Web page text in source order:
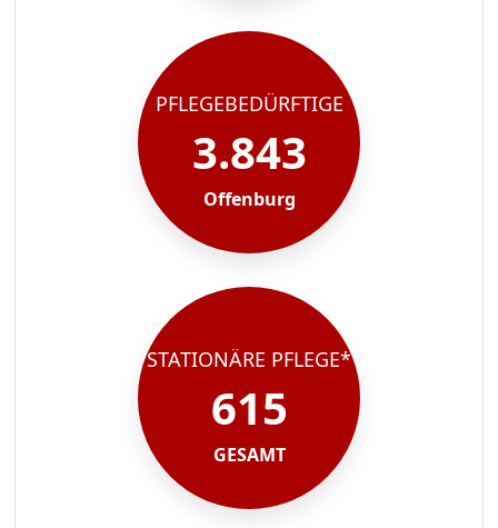
PFLEGEBEDÜRFTIGE
3.843
Offenburg
STATIONÄRE PFLEGE*
615
GESAMT